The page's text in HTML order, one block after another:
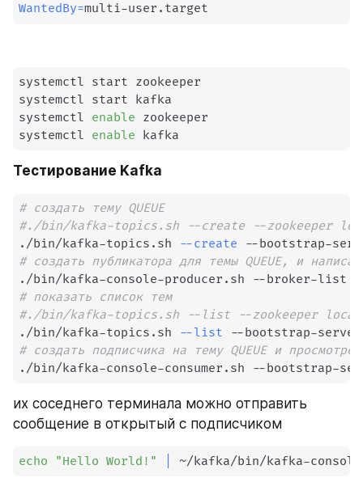
WantedBy=multi-user.target
systemctl start zookeeper
systemctl start kafka
systemctl enable zookeeper
systemctl enable kafka
Тестирование Kafka
# создать тему QUEUE
#./bin/kafka-topics.sh --create --zookeeper
./bin/kafka-topics.sh --create --bootstrap-
# создать публикатора для темы QUEUE, и
./bin/kafka-console-producer.sh --broker-list
# показать список тем
#./bin/kafka-topics.sh --list --zookeeper
./bin/kafka-topics.sh --list
# создать подписчика на тему QUEUE и
./bin/kafka-console-consumer.sh --bootstrap-
их соседнего терминала можно отправить
сообщение в открытый с подписчиком
echo "Hello World!" ~/kafka/bin/kafka-